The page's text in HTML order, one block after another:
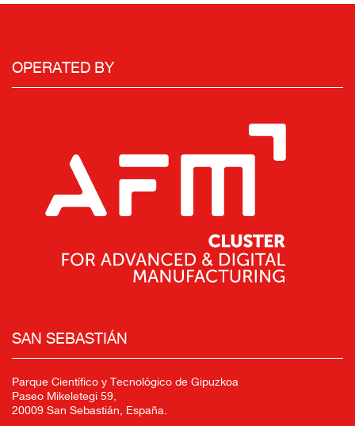
OPERATED BY
SAN SEBASTIÁN
Parque Científico y Tecnológico de Gipuzkoa
Paseo Mikeletegi 59,
20009 San Sebastián, España.